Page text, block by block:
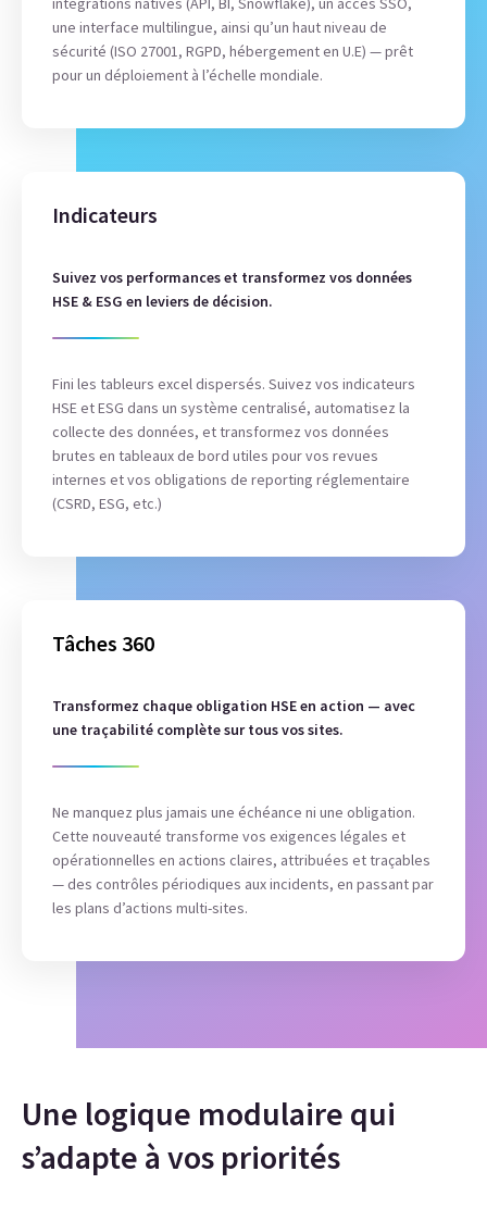
une interface multilingue, ainsi qu’un haut niveau de
sécurité (ISO 27001, RGPD, hébergement en U.E) — prêt
pour un déploiement à l’échelle mondiale.
Indicateurs
Suivez vos performances et transformez vos données
HSE & ESG en leviers de décision.
Fini les tableurs excel dispersés. Suivez vos indicateurs
HSE et ESG dans un système centralisé, automatisez la
collecte des données, et transformez vos données
brutes en tableaux de bord utiles pour vos revues
internes et vos obligations de reporting réglementaire
(CSRD, ESG, etc.)
Tâches 360
Transformez chaque obligation HSE en action — avec
une traçabilité complète sur tous vos sites.
Ne manquez plus jamais une échéance ni une obligation.
Cette nouveauté transforme vos exigences légales et
opérationnelles en actions claires, attribuées et traçables
— des contrôles périodiques aux incidents, en passant par
les plans d’actions multi-sites.
Une logique modulaire qui
s’adapte à vos priorités